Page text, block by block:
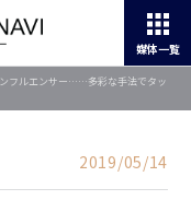
媒体一覧
フルエンサー……多彩な手法でタッ
2019/05/14